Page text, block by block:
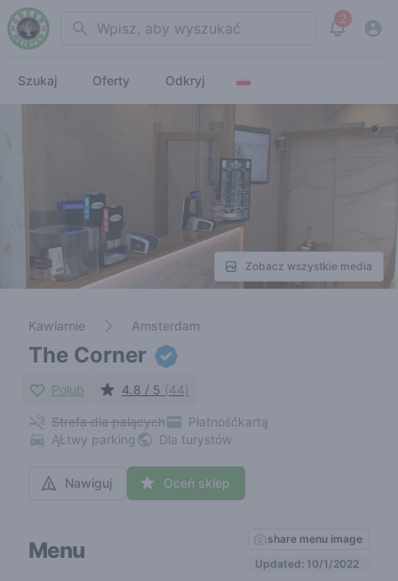
Search 2
View
Szukaj Oferty Odkryj
Zobacz wszystkie media
Kawiarnie Amsterdam
The Corner
Polub 4.8 / 5 (44)
Strefa dla palących
Płatnośćkartą
ĄŁtwy parking
Dla turystów
Nawiguj Oceń sklep
Menu
share menu image
Updated: 10/1/2022